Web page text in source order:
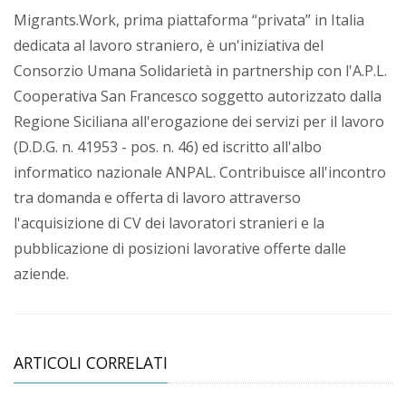
Migrants.Work, prima piattaforma “privata” in Italia
dedicata al lavoro straniero, è un'iniziativa del
Consorzio Umana Solidarietà in partnership con l'A.P.L.
Cooperativa San Francesco soggetto autorizzato dalla
Regione Siciliana all'erogazione dei servizi per il lavoro
(D.D.G. n. 41953 - pos. n. 46) ed iscritto all'albo
informatico nazionale ANPAL. Contribuisce all'incontro
tra domanda e offerta di lavoro attraverso
l'acquisizione di CV dei lavoratori stranieri e la
pubblicazione di posizioni lavorative offerte dalle
aziende.
ARTICOLI CORRELATI